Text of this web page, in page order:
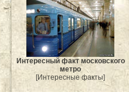
Интересный факт московского
метро
[Интересные факты]